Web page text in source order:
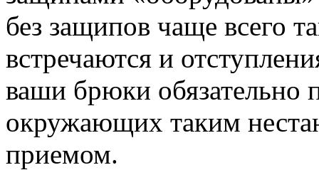
без защипов чаще всего
встречаются и
ваши брюки обязательно
окружающих таким
приемом.